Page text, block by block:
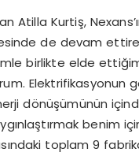
Atilla Kurtiş,
de devam
birlikte elde
Elektrifikasyonun
dönüşümünün
benim
toplam 9